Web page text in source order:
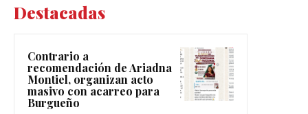
Destacadas
Contrario a
recomendación de Ariadna
Montiel, organizan acto
masivo con acarreo para
Burgueño